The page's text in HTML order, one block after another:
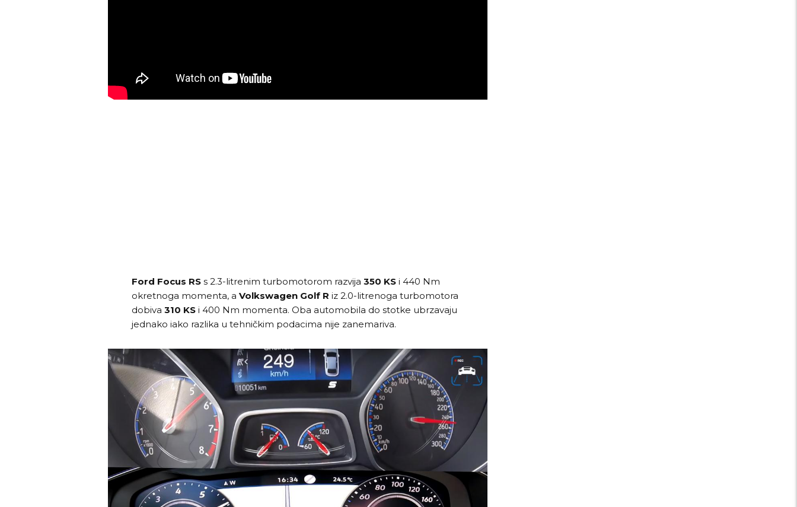
Ford Focus RS s 2.3-litrenim turbomotorom razvija 350 KS i 440 Nm
okretnoga momenta, a Volkswagen Golf R iz 2.0-litrenoga turbomotora
dobiva 310 KS i 400 Nm momenta. Oba automobila do stotke ubrzavaju
jednako iako razlika u tehničkim podacima nije zanemariva.